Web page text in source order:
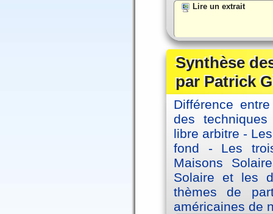
Lire un extrait
Synthèse
par Patrick
Différence
des
libre arbitre -
fond - Les
Maisons
Solaire et les
thèmes de
américaines de